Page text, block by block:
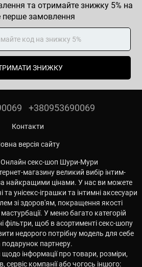
та отримайте знижку 5% на
перше замовлення
ЗНИЖКУ
+380953690069
Контакти
версія сайту
секс-шоп Шури-Мури
магазину великий вибір інтим-
найкращими цінами. У нас ви можете
та унісекс-іграшки та інтимні аксесуари
зі здоров'ям, покращення якості
У меню багато категорій
фільтри, щоб в асортименті секс-шопу
недорого потрібну модель для себе
подарунок партнеру.
інформації про товари, розміри,
сервіс компанії або чогось іншого: